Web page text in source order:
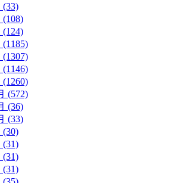
(33)
(108)
(124)
(1185)
(1307)
(1146)
(1260)
(572)
(36)
(33)
(30)
(31)
(31)
(31)